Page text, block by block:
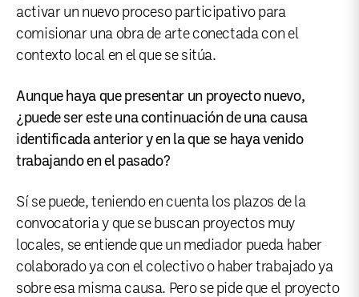
activar un nuevo proceso participativo para
comisionar una obra de arte conectada con el
contexto local en el que se sitúa.
Aunque haya que presentar un proyecto nuevo,
¿puede ser este una continuación de una causa
identificada anterior y en la que se haya venido
trabajando en el pasado?
Sí se puede, teniendo en cuenta los plazos de la
convocatoria y que se buscan proyectos muy
locales, se entiende que un mediador pueda haber
colaborado ya con el colectivo o haber trabajado ya
sobre esa misma causa. Pero se pide que el proyecto